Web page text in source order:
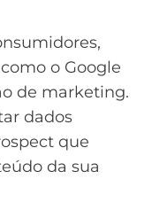
o Google
de marketing.
dados
que
da sua